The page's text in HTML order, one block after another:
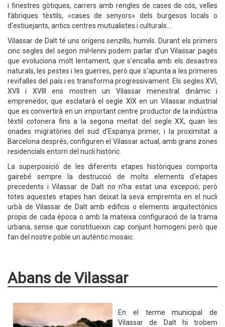
i finestres gòtiques, carrers amb rengles de cases de cós, velles
fàbriques tèxtils, «cases de senyors» dels burgesos locals o
d'estiuejants, antics centres mutualistes i culturals…
Vilassar de Dalt té uns orígens senzills, humils. Durant els primers
cinc segles del segon mil•lenni podem parlar d'un Vilassar pagès
que evoluciona molt lentament, que s'encalla amb els desastres
naturals, les pestes i les guerres, però que s'apunta a les primeres
revifalles del país i es transforma progressivament. Els segles XVI,
XVII i XVIII ens mostren un Vilassar menestral dinàmic i
emprenedor, que esclatarà el segle XIX en un Vilassar industrial
que es convertirà en un important centre productor de la indústria
tèxtil cotonera fins a la segona meitat del segle XX, quan les
onades migratòries del sud d'Espanya primer, i la proximitat a
Barcelona després, configuren el Vilassar actual, amb grans zones
residencials entorn del nucli històric.
La superposició de les diferents etapes històriques comporta
gairebé sempre la destrucció de molts elements d'etapes
precedents i Vilassar de Dalt no n'ha estat una excepció; però
totes aquestes etapes han deixat la seva empremta en el nucli
urbà de Vilassar de Dalt amb edificis o elements arquitectònics
propis de cada època o amb la mateixa configuració de la trama
urbana, sense que constitueixin cap conjunt homogeni però que
fan del nostre poble un autèntic mosaic.
Abans de Vilassar
En el terme municipal de
Vilassar de Dalt hi trobem